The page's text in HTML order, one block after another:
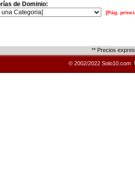
de Dominio:
[Pág.
** Precios
© 2002/2022 Solo10.com